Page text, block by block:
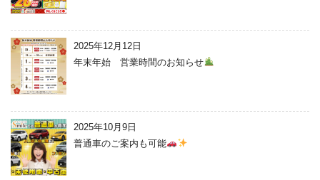
2025年12月12日
年末年始 営業時間のお知らせ
2025年10月9日
普通車のご案内も可能